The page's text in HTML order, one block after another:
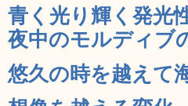
青く光り輝く発光
夜中のモルディブ
悠久の時を越えて